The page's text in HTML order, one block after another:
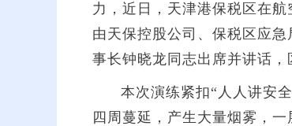
力，近日，天津港保税区在
由天保控股公司、保税区应
事长钟晓龙同志出席并讲话，
本次演练紧扣“人人讲安
四周蔓延，产生大量烟雾，